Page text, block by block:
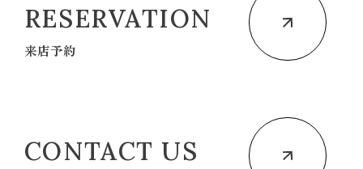
RESERVATION
来店予約
CONTACT US